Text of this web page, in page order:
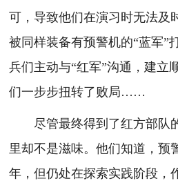
可，导致他们在演习时无法及
被同样装备有预警机的“蓝军”
兵们主动与“红军”沟通，建立
们一步步扭转了败局……
尽管最终得到了红方部队
里却不是滋味。他们知道，预
年，但仍处在探索实践阶段，